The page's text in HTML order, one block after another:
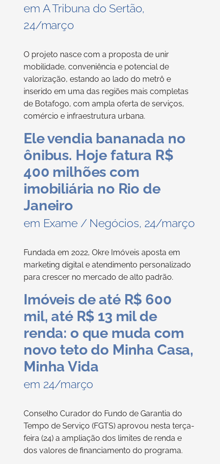
em A Tribuna do Sertão,
24/março
O projeto nasce com a proposta de unir
mobilidade, conveniência e potencial de
valorização, estando ao lado do metrô e
inserido em uma das regiões mais completas
de Botafogo, com ampla oferta de serviços,
comércio e infraestrutura urbana.
Ele vendia bananada no
ônibus. Hoje fatura R$
400 milhões com
imobiliária no Rio de
Janeiro
em Exame / Negócios, 24/março
Fundada em 2022, Okre Imóveis aposta em
marketing digital e atendimento personalizado
para crescer no mercado de alto padrão.
Imóveis de até R$ 600
mil, até R$ 13 mil de
renda: o que muda com
novo teto do Minha Casa,
Minha Vida
em 24/março
Conselho Curador do Fundo de Garantia do
Tempo de Serviço (FGTS) aprovou nesta terça-
feira (24) a ampliação dos limites de renda e
dos valores de financiamento do programa.